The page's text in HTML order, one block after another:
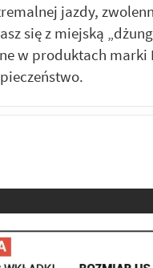
jazdy,
się z miejską
w produktach marki